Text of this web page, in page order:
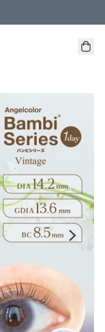
♫6件或以上8 折
買6件或以上85 折；買8件
上減HKD 32.00；買6
買8件或以上85 折；買12
貨方式 )